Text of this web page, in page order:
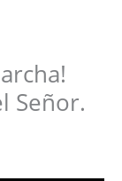
Señor.